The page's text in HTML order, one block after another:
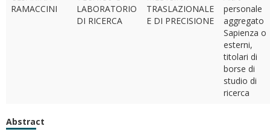
RAMACCINI
LABORATORIO
DI RICERCA
TRASLAZIONALE
E DI PRECISIONE
personale
aggregato
Sapienza o
esterni,
titolari di
borse di
studio di
ricerca
Abstract